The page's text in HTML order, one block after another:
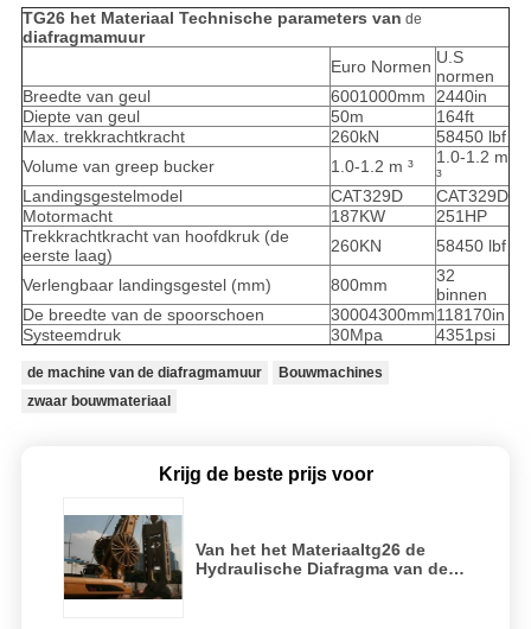
TG26 het Materiaal Technische parameters van de
diafragmamuur
Euro Normen U.S
normen
Breedte van geul
6001000mm
2440in
Diepte van geul
50m
164ft
Max. trekkrachtkracht
260kN
58450 lbf
Volume van greep bucker
1.0-1.2 m ³
1.0-1.2 m
³
Landingsgestelmodel
CAT329D
CAT329D
Motormacht
187KW
251HP
Trekkrachtkracht van hoofdkruk (de
eerste laag)
260KN 58450 lbf
Verlengbaar landingsgestel (mm) 800mm
32
binnen
De breedte van de spoorschoen
30004300mm118170in
Systeemdruk
30Mpa 4351psi
de machine van de diafragmamuur
Bouwmachines
zwaar bouwmateriaal
Krijg de beste prijs voor
Van het het Materiaaltg26 de
Hydraulische Diafragma van de